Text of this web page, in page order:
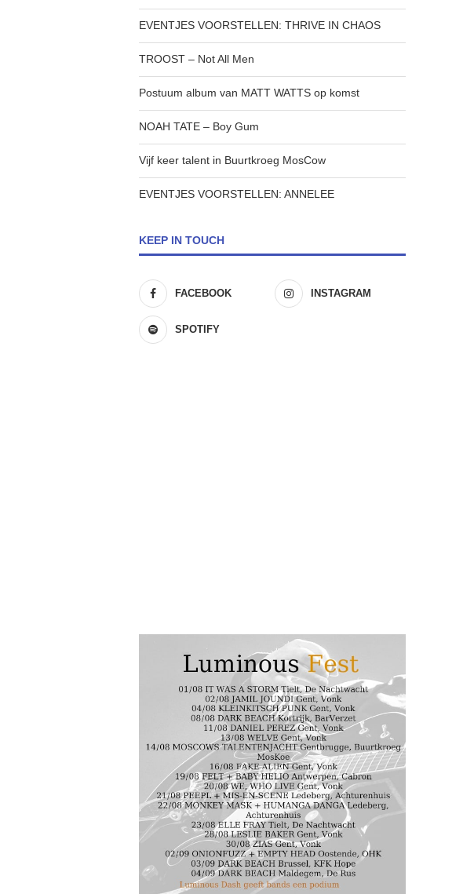
EVENTJES VOORSTELLEN: THRIVE IN CHAOS
TROOST – Not All Men
Postuum album van MATT WATTS op komst
NOAH TATE – Boy Gum
Vijf keer talent in Buurtkroeg MosCow
EVENTJES VOORSTELLEN: ANNELEE
KEEP IN TOUCH
FACEBOOK INSTAGRAM
SPOTIFY